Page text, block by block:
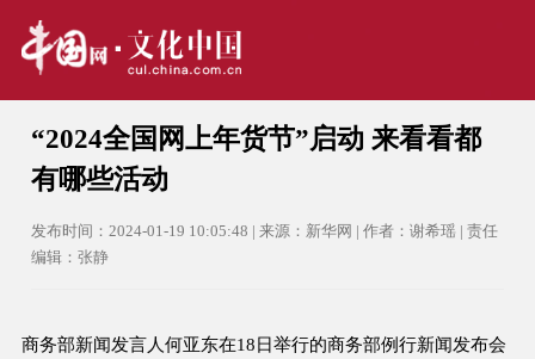
“2024全国网上年货节”启动 来看看都
有哪些活动
发布时间：2024-01-19 10:05:48 | 来源：新华网 | 作者：谢希瑶 | 责任
编辑：张静
商务部新闻发言人何亚东在18日举行的商务部例行新闻发布会